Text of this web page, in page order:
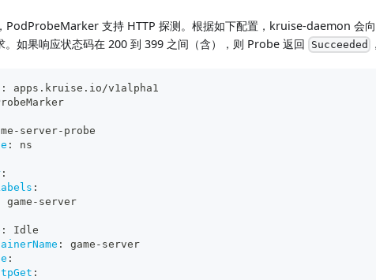
PodProbeMarker 支持 HTTP 探测。根据如下配置，kruise-daemon 会
。如果响应状态码在 200 到 399 之间（含），则 Probe 返回 Succeeded
:
apps.kruise.io/v1alpha1
- server- probe
:
ns
:
:
game - server
:
Idle
: game - server
:
: